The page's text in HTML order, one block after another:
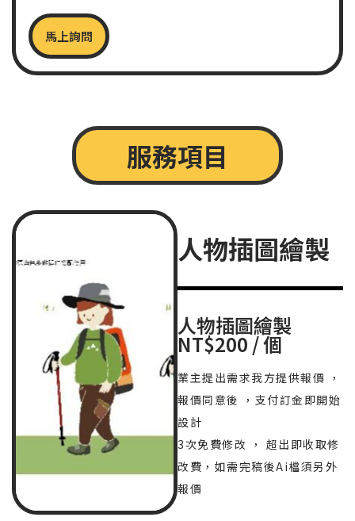
馬上詢問
服務項目
人物插圖繪製
人物插圖繪製
NT$200 / 個
業主提出需求我方提供報價 ，
報價同意後 ，支付訂金即開始
設計
3次免費修改 ， 超出即收取修
改費，如需完稿後Ai檔須另外
報價